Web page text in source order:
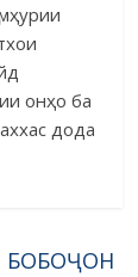
онҳо ба
дода
БОБОҶОН